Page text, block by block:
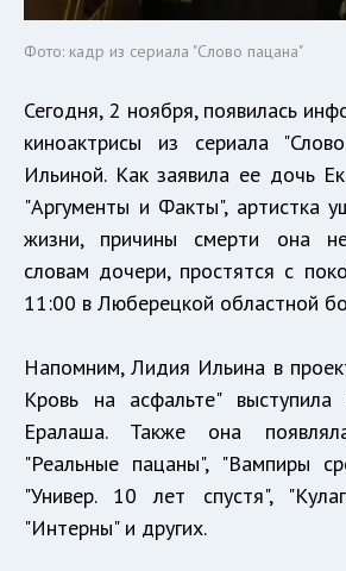
Фото: кадр из сериала "Слово пацана"
Сегодня, 2 ноября, появилась
киноактрисы из сериала
Ильиной. Как заявила ее дочь
"Аргументы и Факты", артистка
жизни, причины смерти она
словам дочери, простятся с
11:00 в Люберецкой областной
Напомним, Лидия Ильина в
Кровь на асфальте"
Ералаша. Также она
"Реальные пацаны", "Вампиры
"Универ. 10 лет спустя",
"Интерны" и других.